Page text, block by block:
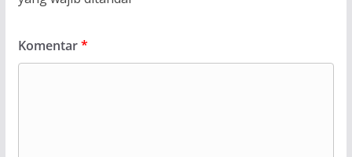
Komentar*